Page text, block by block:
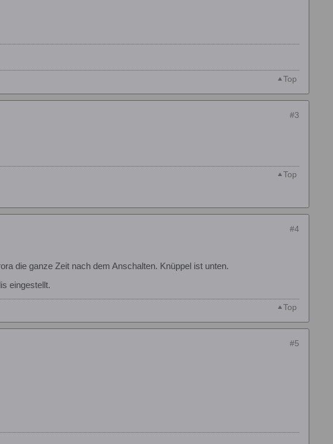
Top
#3
Top
#4
die ganze Zeit nach dem Anschalten. Knüppel ist unten.
eingestellt.
Top
#5